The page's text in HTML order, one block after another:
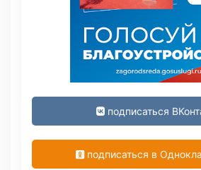
подписаться
подписаться в